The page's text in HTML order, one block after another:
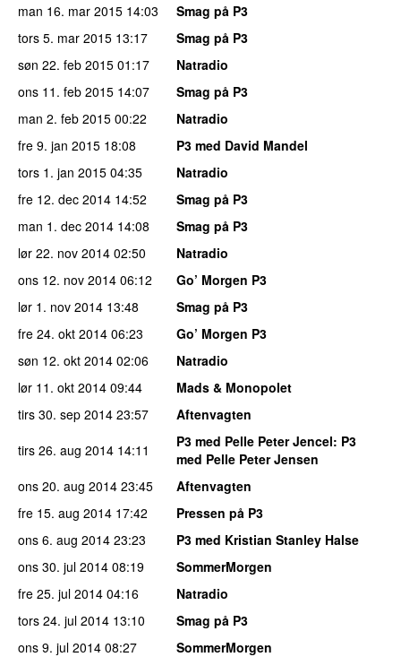
man 16. mar 2015 14:03
Smag på P3
tors 5. mar 2015 13:17
Smag på P3
søn 22. feb 2015 01:17
Natradio
ons 11. feb 2015 14:07
Smag på P3
man 2. feb 2015 00:22
Natradio
fre 9. jan 2015 18:08
P3 med David Mandel
tors 1. jan 2015 04:35
Natradio
fre 12. dec 2014 14:52
Smag på P3
man 1. dec 2014 14:08
Smag på P3
lør 22. nov 2014 02:50
Natradio
ons 12. nov 2014 06:12
Go’ Morgen P3
lør 1. nov 2014 13:48
Smag på P3
fre 24. okt 2014 06:23
Go’ Morgen P3
søn 12. okt 2014 02:06
Natradio
lør 11. okt 2014 09:44
Mads & Monopolet
tirs 30. sep 2014 23:57
Aftenvagten
tirs 26. aug 2014 14:11 P3 med Pelle Peter Jencel: P3
med Pelle Peter Jensen
ons 20. aug 2014 23:45
Aftenvagten
fre 15. aug 2014 17:42
Pressen på P3
ons 6. aug 2014 23:23
P3 med Kristian Stanley Halse
ons 30. jul 2014 08:19
SommerMorgen
fre 25. jul 2014 04:16
Natradio
tors 24. jul 2014 13:10
Smag på P3
ons 9. jul 2014 08:27 SommerMorgen